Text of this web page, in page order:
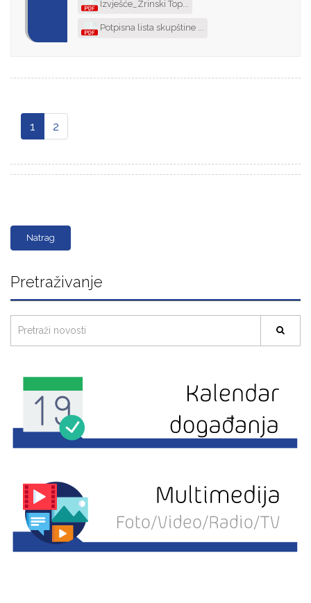
Izvješće_Zrinski Top...
Potpisna lista skupštine ...
1 2
Natrag
Pretraživanje